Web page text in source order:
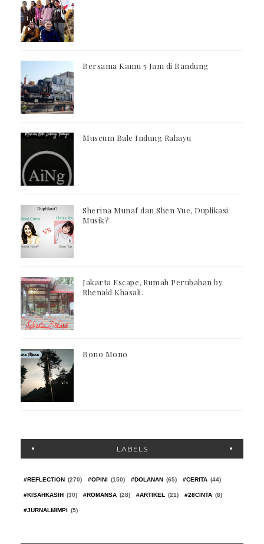
Bersama Kamu 5 Jam di Bandung
Museum Bale Indung Rahayu
Sherina Munaf dan Shen Yue, Duplikasi
Musik?
Jakarta Escape, Rumah Perubahan by
Rhenald Khasali.
Bono Mono
LABELS
#REFLECTION (270) #OPINI (150) #DOLANAN (65) #CERITA (44)
#KISAHKASIH (30) #ROMANSA (28) #ARTIKEL (21) #28CINTA (8)
#JURNALMIMPI (5)